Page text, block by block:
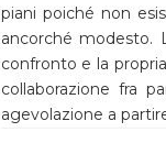
piani poiché non
ancorché modesto.
confronto e la
collaborazione fra
agevolazione a